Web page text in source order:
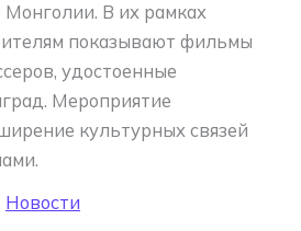
В их рамках
показывают фильмы
удостоенные
Мероприятие
культурных связей
Новости